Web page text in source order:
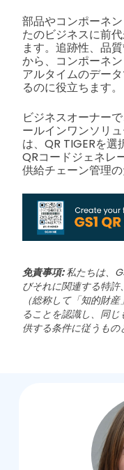
部品やコンポーネ
たのビジネスに前
ます。追跡性、品
から、コンポーネ
アルタイムのデー
るのに役立ちます。
ビジネスオーナー
ールインワンソリ
は、QR TIGERを選
QRコードジェネレ
供給チェーン管理
免責事項:私たちは、
びそれに関連する特
（総称して「知的財
ることを認識し、同
供する条件に従うもの